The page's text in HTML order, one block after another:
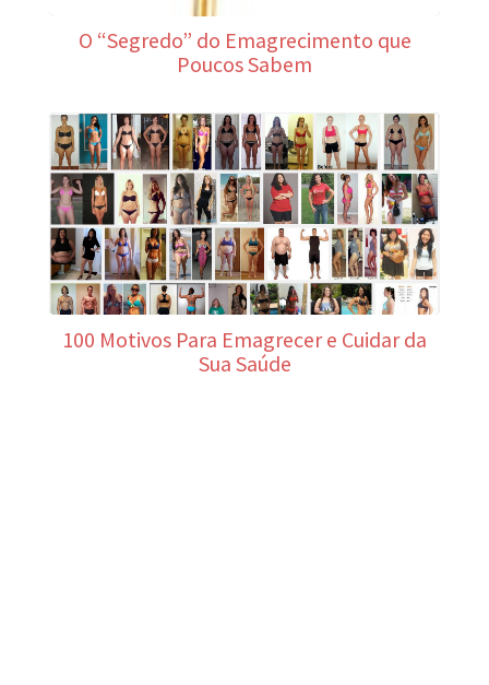
O “Segredo” do Emagrecimento que
Poucos Sabem
100 Motivos Para Emagrecer e Cuidar da
Sua Saúde